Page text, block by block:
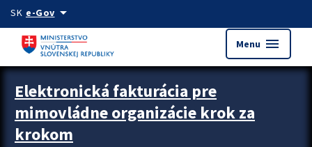
Preskocit na hlavný obsah
SK e-Govarrow_drop_down
Menu menu
Zastavit automatický posun upútavok
Elektronická fakturácia pre
mimovládne organizácie krok za
krokom